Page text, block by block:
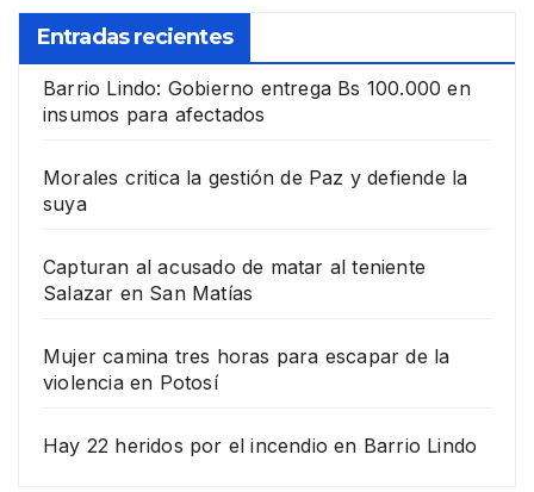
Entradas recientes
Barrio Lindo: Gobierno entrega Bs 100.000 en
insumos para afectados
Morales critica la gestión de Paz y defiende la
suya
Capturan al acusado de matar al teniente
Salazar en San Matías
Mujer camina tres horas para escapar de la
violencia en Potosí
Hay 22 heridos por el incendio en Barrio Lindo